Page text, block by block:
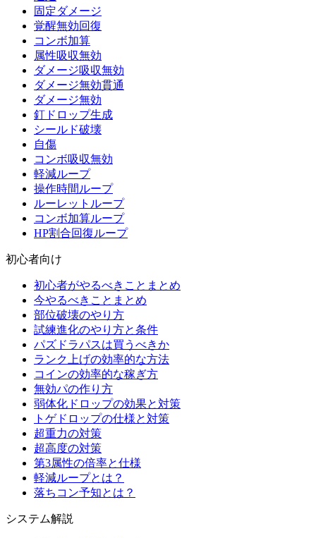
固定ダメージ
覚醒無効回復
コンボ加算
属性吸収無効
ダメージ吸収無効
ダメージ無効貫通
ダメージ無効
釘ドロップ生成
シールド破壊
自傷
コンボ吸収無効
軽減ループ
操作時間ループ
ルーレットループ
コンボ加算ループ
HP割合回復ループ
初心者向け
初心者がやるべきことまとめ
今やるべきことまとめ
部位破壊のやり方
試練進化のやり方と条件
パズドラパスは買うべきか
ランク上げの効率的な方法
コインの効率的な稼ぎ方
無効パの作り方
弱体化ドロップの効果と対策
トゲドロップの仕様と対策
超重力の対策
超高度の対策
第3属性の倍率と仕様
軽減ループとは？
落ちコン予知とは？
システム解説